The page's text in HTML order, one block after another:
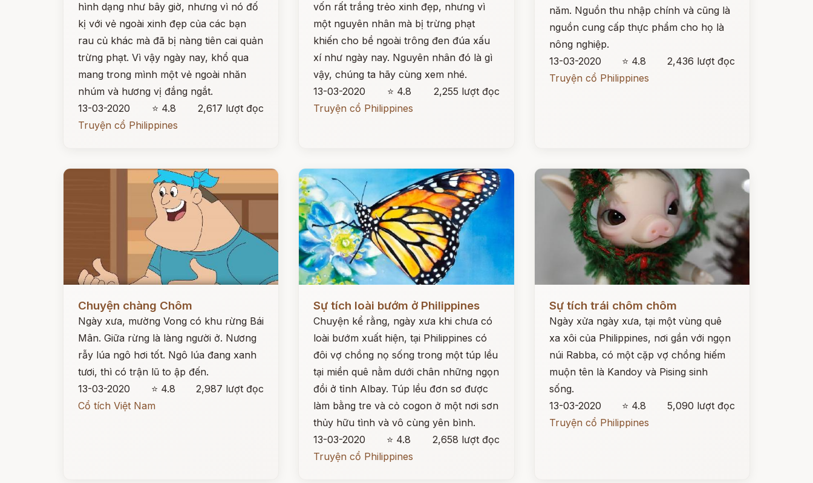
hình dạng như bây giờ, nhưng vì nó đố
kị với vẻ ngoài xinh đẹp của các bạn
rau củ khác mà đã bị nàng tiên cai quản
trừng phạt. Vì vậy ngày nay, khổ qua
mang trong mình một vẻ ngoài nhăn
nhúm và hương vị đắng ngắt.
13-03-2020
⭐ 4.8
2,617 lượt đọc
Truyện cổ Philippines
vốn rất trắng trẻo xinh đẹp, nhưng vì
một nguyên nhân mà bị trừng phạt
khiến cho bề ngoài trông đen đúa xấu
xí như ngày nay. Nguyên nhân đó là gì
vậy, chúng ta hãy cùng xem nhé.
13-03-2020
⭐ 4.8
2,255 lượt đọc
Truyện cổ Philippines
năm. Nguồn thu nhập chính và cũng là
nguồn cung cấp thực phẩm cho họ là
nông nghiệp.
13-03-2020
⭐ 4.8
2,436 lượt đọc
Truyện cổ Philippines
Chuyện chàng Chôm
Ngày xưa, mường Vong có khu rừng Bái
Mân. Giữa rừng là làng người ở. Nương
rẫy lúa ngô hơi tốt. Ngô lúa đang xanh
tươi, thì có trận lũ to ập đến.
13-03-2020
⭐ 4.8
2,987 lượt đọc
Cổ tích Việt Nam
Sự tích loài bướm ở Philippines
Chuyện kể rằng, ngày xưa khi chưa có
loài bướm xuất hiện, tại Philippines có
đôi vợ chồng nọ sống trong một túp lều
tại miền quê nằm dưới chân những ngọn
đồi ở tỉnh Albay. Túp lều đơn sơ được
làm bằng tre và cỏ cogon ở một nơi sơn
thủy hữu tình và vô cùng yên bình.
13-03-2020
⭐ 4.8
2,658 lượt đọc
Truyện cổ Philippines
Sự tích trái chôm chôm
Ngày xửa ngày xưa, tại một vùng quê
xa xôi của Philippines, nơi gần với ngọn
núi Rabba, có một cặp vợ chồng hiếm
muộn tên là Kandoy và Pising sinh
sống.
13-03-2020
⭐ 4.8
5,090 lượt đọc
Truyện cổ Philippines